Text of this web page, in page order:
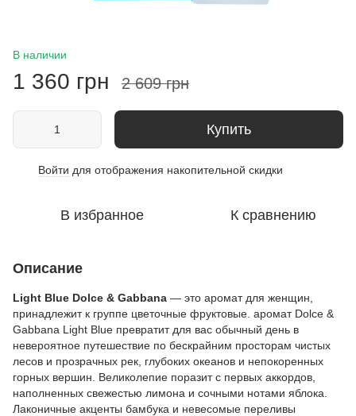
В наличии
1 360 грн 2 609 грн
Купить
Войти для отображения накопительной скидки
В избранное К сравнению
Описание
Light Blue Dolce & Gabbana — это аромат для женщин,
принадлежит к группе цветочные фруктовые. аромат Dolce &
Gabbana Light Blue превратит для вас обычный день в
невероятное путешествие по бескрайним просторам чистых
лесов и прозрачных рек, глубоких океанов и непокоренных
горных вершин. Великолепие поразит с первых аккордов,
наполненных свежестью лимона и сочными нотами яблока.
Лаконичные акценты бамбука и невесомые переливы